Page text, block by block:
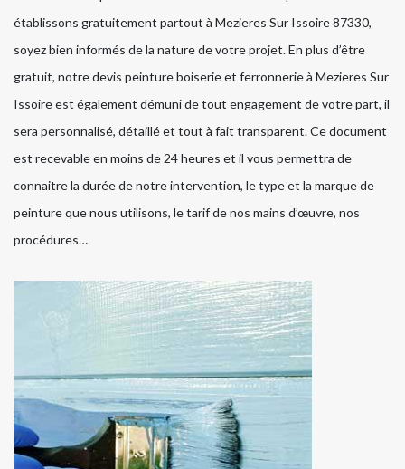
établissons gratuitement partout à Mezieres Sur Issoire 87330,
soyez bien informés de la nature de votre projet. En plus d’être
gratuit, notre devis peinture boiserie et ferronnerie à Mezieres Sur
Issoire est également démuni de tout engagement de votre part, il
sera personnalisé, détaillé et tout à fait transparent. Ce document
est recevable en moins de 24 heures et il vous permettra de
connaitre la durée de notre intervention, le type et la marque de
peinture que nous utilisons, le tarif de nos mains d’œuvre, nos
procédures…